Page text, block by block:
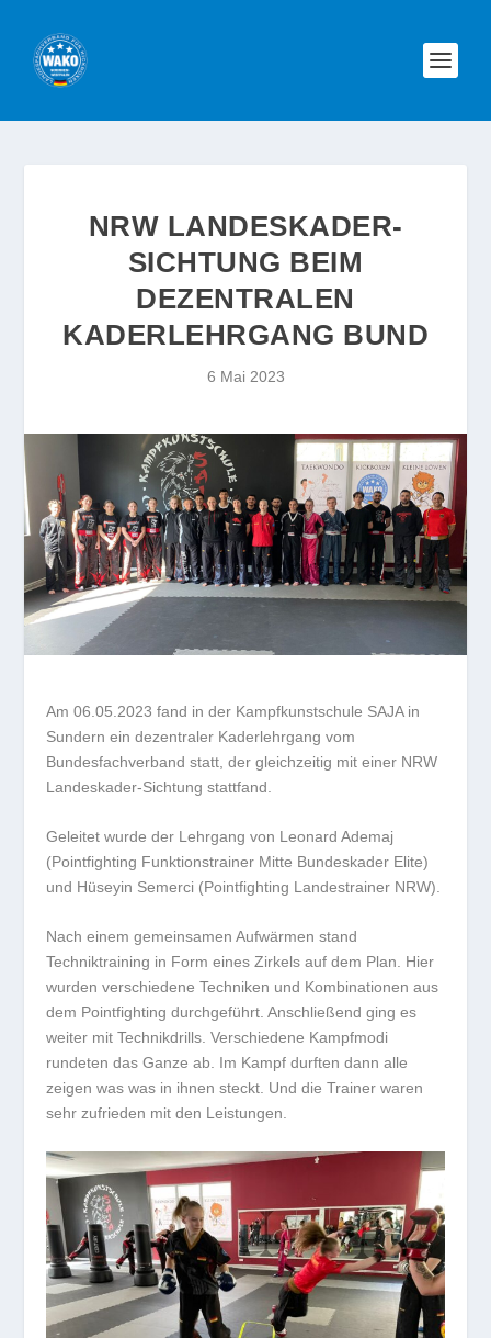
NRW LANDESKADER-
SICHTUNG BEIM
DEZENTRALEN
KADERLEHRGANG BUND
6 Mai 2023
Am 06.05.2023 fand in der Kampfkunstschule SAJA in
Sundern ein dezentraler Kaderlehrgang vom
Bundesfachverband statt, der gleichzeitig mit einer NRW
Landeskader-Sichtung stattfand.
Geleitet wurde der Lehrgang von Leonard Ademaj
(Pointfighting Funktionstrainer Mitte Bundeskader Elite)
und Hüseyin Semerci (Pointfighting Landestrainer NRW).
Nach einem gemeinsamen Aufwärmen stand
Techniktraining in Form eines Zirkels auf dem Plan. Hier
wurden verschiedene Techniken und Kombinationen aus
dem Pointfighting durchgeführt. Anschließend ging es
weiter mit Technikdrills. Verschiedene Kampfmodi
rundeten das Ganze ab. Im Kampf durften dann alle
zeigen was was in ihnen steckt. Und die Trainer waren
sehr zufrieden mit den Leistungen.